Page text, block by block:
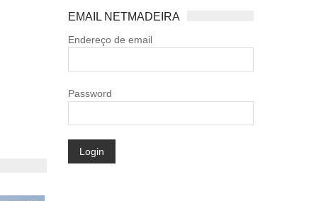
EMAIL NETMADEIRA
Endereço de email
Password
Login